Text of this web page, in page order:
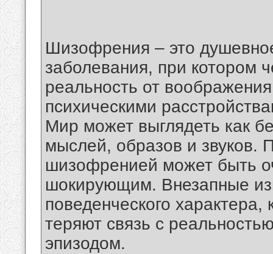
Шизофрения – это
заболевания, при котором
реальность от
психическими
Мир может выглядеть как
мыслей, образов и звуков.
шизофренией может быть
шокирующим. Внезапные
поведенческого
теряют связь с
эпизодом.